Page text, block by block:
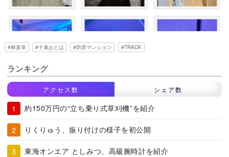
林直幸 十束おとは 防音マンション TRACK
ランキング
アクセス数 シェア数
約150万円の“立ち乗り式草刈機”を紹介
りくりゅう、振り付けの様子を初公開
東海オンエア としみつ、高級腕時計を紹介